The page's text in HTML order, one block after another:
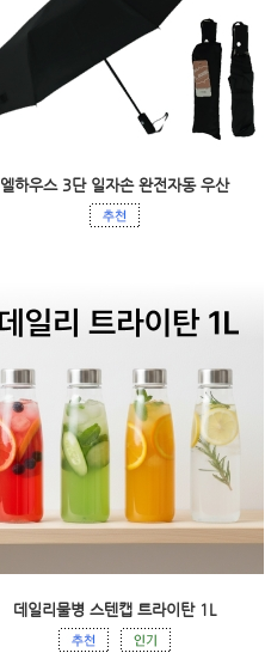
엘하우스 3단 일자손 완전자동 우산
데일리물병 스텐캡 트라이탄 1L